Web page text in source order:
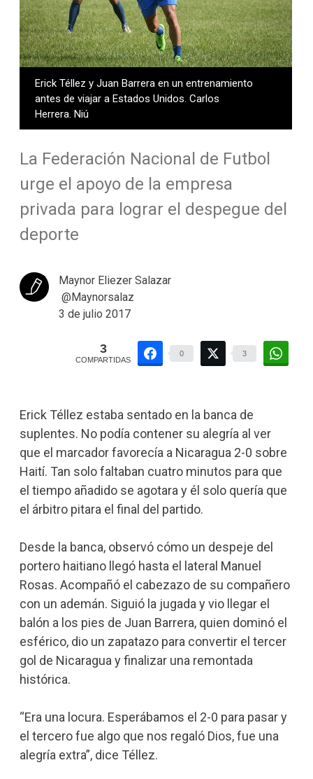
Erick Téllez y Juan Barrera en un entrenamiento
antes de viajar a Estados Unidos. Carlos
Herrera. Niú
La Federación Nacional de Futbol
urge el apoyo de la empresa
privada para lograr el despegue del
deporte
Maynor Eliezer Salazar
@Maynorsalaz
3 de julio 2017
3
COMPARTIDAS
0 3
Erick Téllez estaba sentado en la banca de
suplentes. No podía contener su alegría al ver
que el marcador favorecía a Nicaragua 2-0 sobre
Haití. Tan solo faltaban cuatro minutos para que
el tiempo añadido se agotara y él solo quería que
el árbitro pitara el final del partido.
Desde la banca, observó cómo un despeje del
portero haitiano llegó hasta el lateral Manuel
Rosas. Acompañó el cabezazo de su compañero
con un ademán. Siguió la jugada y vio llegar el
balón a los pies de Juan Barrera, quien dominó el
esférico, dio un zapatazo para convertir el tercer
gol de Nicaragua y finalizar una remontada
histórica.
“Era una locura. Esperábamos el 2-0 para pasar y
el tercero fue algo que nos regaló Dios, fue una
alegría extra”, dice Téllez.